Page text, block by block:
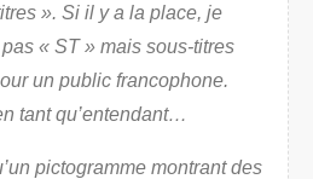
». Si il y a la place, je
« ST » mais sous-titres
un public francophone.
tant qu’entendant…
pictogramme montrant des